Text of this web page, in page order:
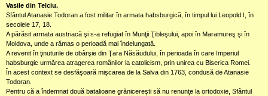
Vasile din Telciu.
Sfântul Atanasie Todoran a fost militar în armata habsburgică, în timpul lui Leopold I, în
secolele 17, 18.
A părăsit armata austriacă şi s-a refugiat în Munţii Ţibleşului, apoi în Maramureş şi în
Moldova, unde a rămas o perioadă mai îndelungată.
A revenit în ţinuturile de obârşie din Ţara Năsăudului, în perioada în care Imperiul
habsburgic urmărea atragerea românilor la catolicism, prin unirea cu Biserica Romei.
În acest context se desfăşoară mişcarea de la Salva din 1763, condusă de Atanasie
Todoran.
Pentru că a îndemnat două batalioane grănicereşti să nu renunţe la ortodoxie, Sfântul